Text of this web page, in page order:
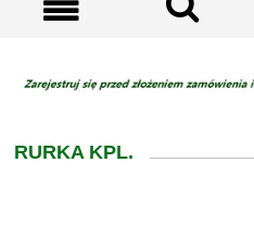
RURKA KPL.